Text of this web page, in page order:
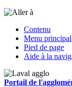
Contenu
Menu principal
Pied de page
Aide à la
Portail de